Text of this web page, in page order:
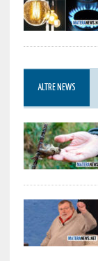
ALTRE NEWS